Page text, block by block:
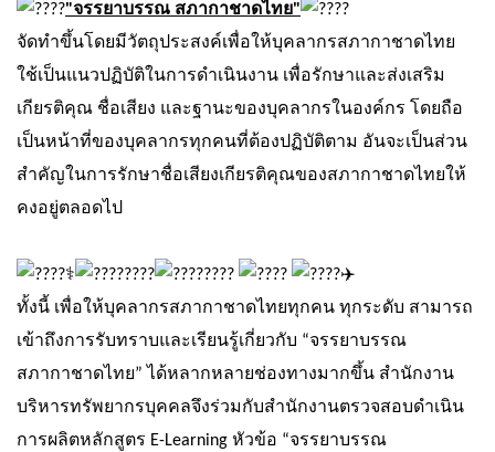
"จรรยาบรรณ สภากาชาดไทย"
จัดทำขึ้นโดยมีวัตถุประสงค์เพื่อให้บุคลากรสภากาชาดไทย
ใช้เป็นแนวปฏิบัติในการดำเนินงาน เพื่อรักษาและส่งเสริม
เกียรติคุณ ชื่อเสียง และฐานะของบุคลากรในองค์กร โดยถือ
เป็นหน้าที่ของบุคลากรทุกคนที่ต้องปฏิบัติตาม อันจะเป็นส่วน
สำคัญในการรักษาชื่อเสียงเกียรติคุณของสภากาชาดไทยให้
คงอยู่ตลอดไป
ทั้งนี้ เพื่อให้บุคลากรสภากาชาดไทยทุกคน ทุกระดับ สามารถ
เข้าถึงการรับทราบและเรียนรู้เกี่ยวกับ “จรรยาบรรณ
สภากาชาดไทย” ได้หลากหลายช่องทางมากขึ้น สำนักงาน
บริหารทรัพยากรบุคคลจึงร่วมกับสำนักงานตรวจสอบดำเนิน
การผลิตหลักสูตร E-Learning หัวข้อ “จรรยาบรรณ